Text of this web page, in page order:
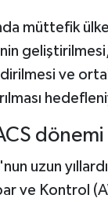
müttefik
ve
dönemi
uzun
ve Kontrol